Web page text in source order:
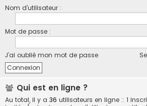
Nom d’utilisateur :
Mot de passe :
J’ai oublié mon mot de passe
Qui est en ligne ?
Au total, il y a 36 utilisateurs en ligne :: 1